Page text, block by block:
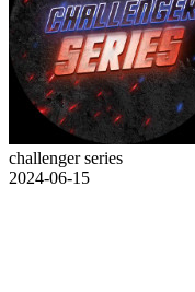
challenger series
2024-06-15